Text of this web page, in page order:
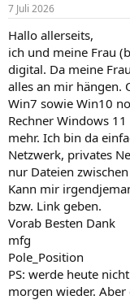
e
r
t
7 Juli 2026
Hallo allerseits,
ich und meine Frau
digital. Da meine
alles an mir hängen.
Win7 sowie Win10
Rechner Windows
mehr. Ich bin da
Netzwerk, privates
nur Dateien
Kann mir
bzw. Link geben.
Vorab Besten Dank
mfg
Pole_Position
PS: werde heute
morgen wieder.